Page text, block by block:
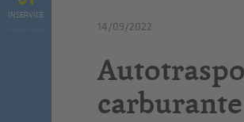
INSERVICE
14/09/2022
carburante